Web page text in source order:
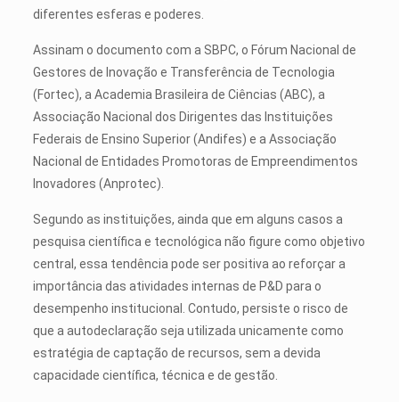
diferentes esferas e poderes.
Assinam o documento com a SBPC, o Fórum Nacional de
Gestores de Inovação e Transferência de Tecnologia
(Fortec), a Academia Brasileira de Ciências (ABC), a
Associação Nacional dos Dirigentes das Instituições
Federais de Ensino Superior (Andifes) e a Associação
Nacional de Entidades Promotoras de Empreendimentos
Inovadores (Anprotec).
Segundo as instituições, ainda que em alguns casos a
pesquisa científica e tecnológica não figure como objetivo
central, essa tendência pode ser positiva ao reforçar a
importância das atividades internas de P&D para o
desempenho institucional. Contudo, persiste o risco de
que a autodeclaração seja utilizada unicamente como
estratégia de captação de recursos, sem a devida
capacidade científica, técnica e de gestão.